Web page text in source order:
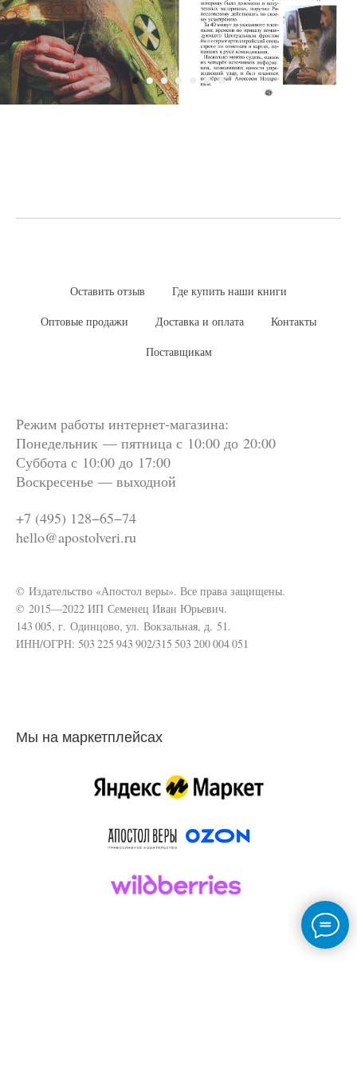
Оставить отзыв Где купить наши книги
Оптовые продажи Доставка и оплата Контакты
Поставщикам
Режим работы интернет-магазина:
Понедельник — пятница с 10:00 до 20:00
Суббота с 10:00 до 17:00
Воскресенье — выходной
+7 (495) 128−65−74
hello@apostolveri.ru
© Издательство «Апостол веры». Все права защищены.
© 2015—2022 ИП Семенец Иван Юрьевич.
143 005, г. Одинцово, ул. Вокзальная, д. 51.
ИНН/ОГРН: 503 225 943 902/315 503 200 004 051
Мы на маркетплейсах